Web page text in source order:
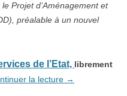
Projet d’Aménagement et
préalable à un nouvel
de l’Etat, librement
la lecture →